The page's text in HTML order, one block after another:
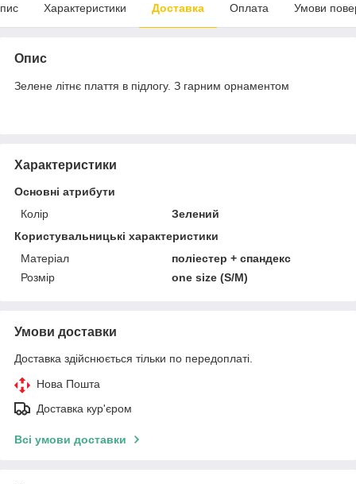
Характеристики Доставка Оплата Умови
Опис
Зелене літнє плаття в підлогу. З гарним орнаментом
Характеристики
Основні атрибути
Колір
Зелений
Користувальницькі характеристики
Матеріал
поліестер + спандекс
Розмір
one size (S/M)
Умови доставки
Доставка здійснюється тільки по передоплаті.
Нова Пошта
Доставка кур'єром
Всі умови доставки